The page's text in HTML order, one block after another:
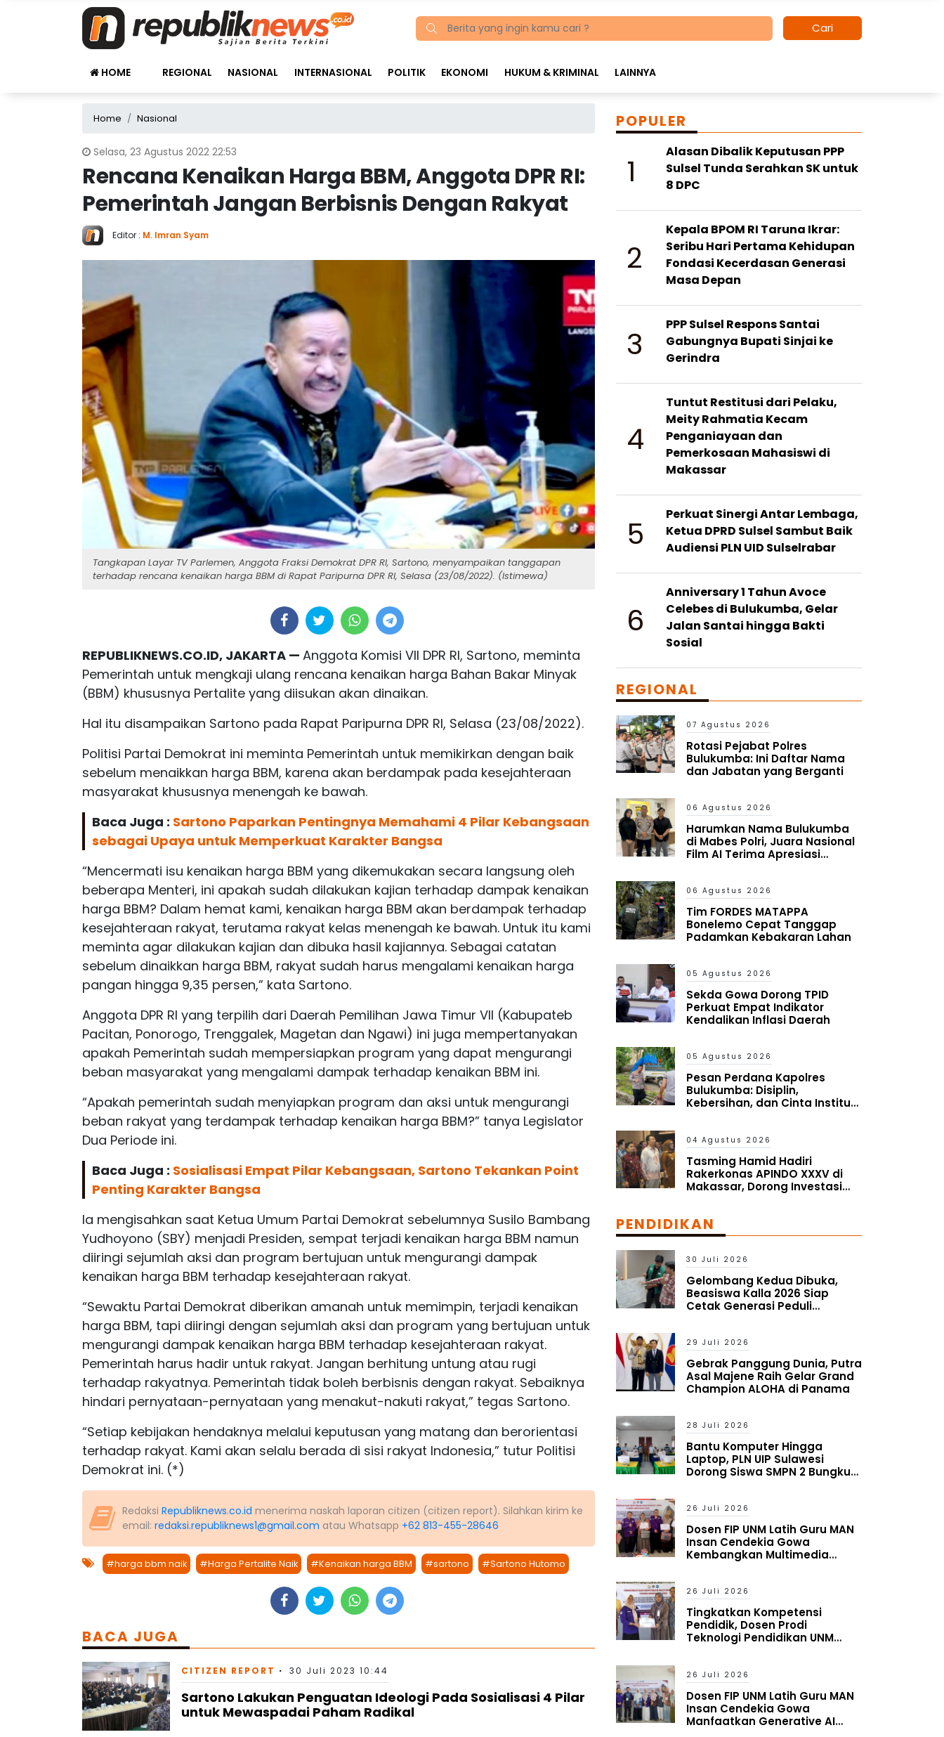
Cari
HOME REGIONAL NASIONAL INTERNASIONAL POLITIK EKONOMI HUKUM & KRIMINAL LAINNYA
Home Nasional
Selasa, 23 Agustus 2022 22:53
Rencana Kenaikan Harga BBM, Anggota DPR RI:
Pemerintah Jangan Berbisnis Dengan Rakyat
Editor : M. Imran Syam
Tangkapan Layar TV Parlemen, Anggota Fraksi Demokrat DPR RI, Sartono, menyampaikan tanggapan
terhadap rencana kenaikan harga BBM di Rapat Paripurna DPR RI, Selasa (23/08/2022). (Istimewa)
REPUBLIKNEWS.CO.ID, JAKARTA — Anggota Komisi VII DPR RI, Sartono, meminta
Pemerintah untuk mengkaji ulang rencana kenaikan harga Bahan Bakar Minyak
(BBM) khususnya Pertalite yang diisukan akan dinaikan.
Hal itu disampaikan Sartono pada Rapat Paripurna DPR RI, Selasa (23/08/2022).
Politisi Partai Demokrat ini meminta Pemerintah untuk memikirkan dengan baik
sebelum menaikkan harga BBM, karena akan berdampak pada kesejahteraan
masyarakat khususnya menengah ke bawah.
Baca Juga : Sartono Paparkan Pentingnya Memahami 4 Pilar Kebangsaan
sebagai Upaya untuk Memperkuat Karakter Bangsa
“Mencermati isu kenaikan harga BBM yang dikemukakan secara langsung oleh
beberapa Menteri, ini apakah sudah dilakukan kajian terhadap dampak kenaikan
harga BBM? Dalam hemat kami, kenaikan harga BBM akan berdampak terhadap
kesejahteraan rakyat, terutama rakyat kelas menengah ke bawah. Untuk itu kami
meminta agar dilakukan kajian dan dibuka hasil kajiannya. Sebagai catatan
sebelum dinaikkan harga BBM, rakyat sudah harus mengalami kenaikan harga
pangan hingga 9,35 persen,” kata Sartono.
Anggota DPR RI yang terpilih dari Daerah Pemilihan Jawa Timur VII (Kabupateb
Pacitan, Ponorogo, Trenggalek, Magetan dan Ngawi) ini juga mempertanyakan
apakah Pemerintah sudah mempersiapkan program yang dapat mengurangi
beban masyarakat yang mengalami dampak terhadap kenaikan BBM ini.
“Apakah pemerintah sudah menyiapkan program dan aksi untuk mengurangi
beban rakyat yang terdampak terhadap kenaikan harga BBM?” tanya Legislator
Dua Periode ini.
Baca Juga : Sosialisasi Empat Pilar Kebangsaan, Sartono Tekankan Point
Penting Karakter Bangsa
Ia mengisahkan saat Ketua Umum Partai Demokrat sebelumnya Susilo Bambang
Yudhoyono (SBY) menjadi Presiden, sempat terjadi kenaikan harga BBM namun
diiringi sejumlah aksi dan program bertujuan untuk mengurangi dampak
kenaikan harga BBM terhadap kesejahteraan rakyat.
“Sewaktu Partai Demokrat diberikan amanah untuk memimpin, terjadi kenaikan
harga BBM, tapi diiringi dengan sejumlah aksi dan program yang bertujuan untuk
mengurangi dampak kenaikan harga BBM terhadap kesejahteraan rakyat.
Pemerintah harus hadir untuk rakyat. Jangan berhitung untung atau rugi
terhadap rakyatnya. Pemerintah tidak boleh berbisnis dengan rakyat. Sebaiknya
hindari pernyataan-pernyataan yang menakut-nakuti rakyat,” tegas Sartono.
“Setiap kebijakan hendaknya melalui keputusan yang matang dan berorientasi
terhadap rakyat. Kami akan selalu berada di sisi rakyat Indonesia,” tutur Politisi
Demokrat ini. (*)
Redaksi Republiknews.co.id menerima naskah laporan citizen (citizen report). Silahkan kirim ke
email: redaksi.republiknews1@gmail.com atau Whatsapp +62 813-455-28646
#harga bbm naik #Harga Pertalite Naik #Kenaikan harga BBM #sartono #Sartono Hutomo
BACA JUGA
CITIZEN REPORT 30 Juli 2023 10:44
Sartono Lakukan Penguatan Ideologi Pada Sosialisasi 4 Pilar
untuk Mewaspadai Paham Radikal
POPULER
1
Alasan Dibalik Keputusan PPP
Sulsel Tunda Serahkan SK untuk
8 DPC
2
Kepala BPOM RI Taruna Ikrar:
Seribu Hari Pertama Kehidupan
Fondasi Kecerdasan Generasi
Masa Depan
3
PPP Sulsel Respons Santai
Gabungnya Bupati Sinjai ke
Gerindra
4
Tuntut Restitusi dari Pelaku,
Meity Rahmatia Kecam
Penganiayaan dan
Pemerkosaan Mahasiswi di
Makassar
5
Perkuat Sinergi Antar Lembaga,
Ketua DPRD Sulsel Sambut Baik
Audiensi PLN UID Sulselrabar
6
Anniversary 1 Tahun Avoce
Celebes di Bulukumba, Gelar
Jalan Santai hingga Bakti
Sosial
REGIONAL
07 Agustus 2026
Rotasi Pejabat Polres
Bulukumba: Ini Daftar Nama
dan Jabatan yang Berganti
06 Agustus 2026
Harumkan Nama Bulukumba
di Mabes Polri, Juara Nasional
Film AI Terima Apresiasi
06 Agustus 2026
Tim FORDES MATAPPA
Bonelemo Cepat Tanggap
Padamkan Kebakaran Lahan
05 Agustus 2026
Sekda Gowa Dorong TPID
Perkuat Empat Indikator
Kendalikan Inflasi Daerah
05 Agustus 2026
Pesan Perdana Kapolres
Bulukumba: Disiplin,
Kebersihan, dan Cinta Institusi
04 Agustus 2026
Tasming Hamid Hadiri
Rakerkonas APINDO XXXV di
Makassar, Dorong Investasi
PENDIDIKAN
30 Juli 2026
Gelombang Kedua Dibuka,
Beasiswa Kalla 2026 Siap
Cetak Generasi Peduli
29 Juli 2026
Gebrak Panggung Dunia, Putra
Asal Majene Raih Gelar Grand
Champion ALOHA di Panama
28 Juli 2026
Bantu Komputer Hingga
Laptop, PLN UIP Sulawesi
Dorong Siswa SMPN 2 Bungku
26 Juli 2026
Dosen FIP UNM Latih Guru MAN
Insan Cendekia Gowa
Kembangkan Multimedia
26 Juli 2026
Tingkatkan Kompetensi
Pendidik, Dosen Prodi
Teknologi Pendidikan UNM
AI
26 Juli 2026
Dosen FIP UNM Latih Guru MAN
Insan Cendekia Gowa
Manfaatkan Generative AI